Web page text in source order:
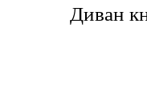
Диван